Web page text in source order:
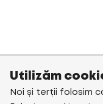
Utilizăm
Noi și terții folosim